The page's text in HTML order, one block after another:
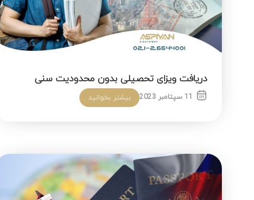
دریافت ویزای تحصیلی بدون محدودیت سنی
11 سپتامبر 2023 بیشتر بخوانید